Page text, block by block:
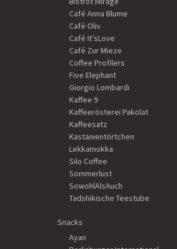
Café Anna Blume
Café Oliv
Café It’sLove
Café Zur Mieze
Coffee Profilers
Five Elephant
Giorgio Lombardi
Kaffee 9
Kaffeerösterei Pakolat
Kaffeesatz
Kastanientörtchen
Lekkamokka
Silo Coffee
Sommerlust
SowohlAlsAuch
Tadshikische Teestube
Snacks
Ayan